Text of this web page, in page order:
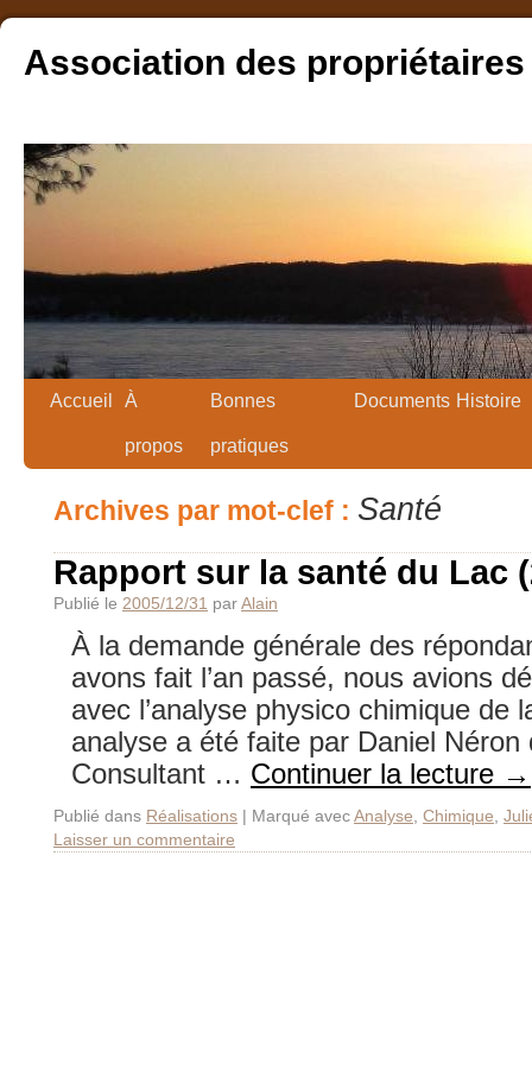
Association des
Accueil À
propos
Bonnes
pratiques
Documents Histoire
Archives par mot-clef : Santé
Rapport sur la santé du Lac
Publié le 2005/12/31 parAlain
À la demande générale des
avons fait l’an passé, nous avions
avec l’analyse physico chimique de
analyse a été faite par Daniel Néron
Consultant … Continuer la lecture →
Publié dans Réalisations | Marqué avecAnalyse Chimique
Laisser un commentaire